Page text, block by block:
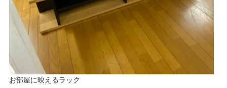
お部屋に映えるラック